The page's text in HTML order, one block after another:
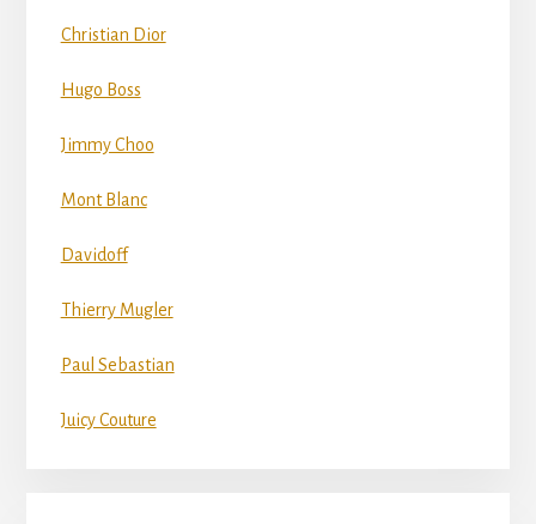
Christian Dior
Hugo Boss
Jimmy Choo
Mont Blanc
Davidoff
Thierry Mugler
Paul Sebastian
Juicy Couture